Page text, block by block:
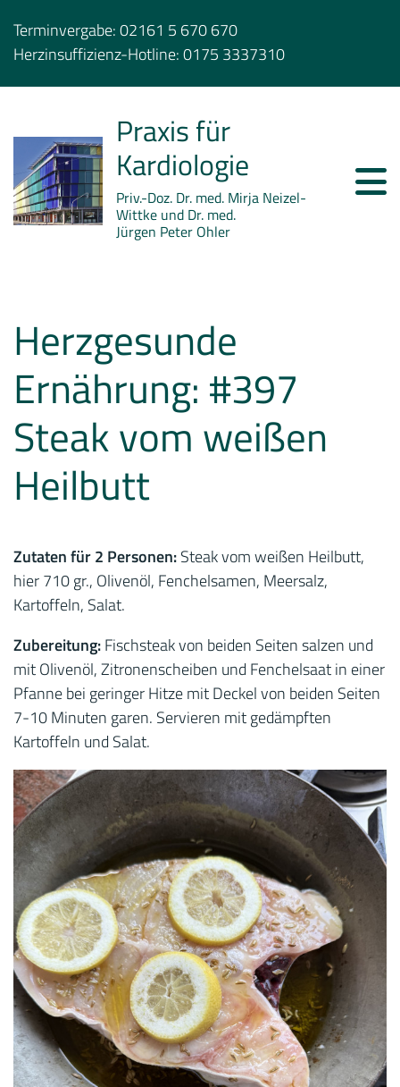
Terminvergabe:02161 5 670 670
Herzinsuffizienz-Hotline:0175 3337310
Praxis für
Kardiologie
Priv.-Doz. Dr. med. Mirja Neizel-
Wittke und Dr. med.
Jürgen Peter Ohler
Herzgesunde
Ernährung: #397
Steak vom weißen
Heilbutt
Zutaten für 2 Personen:Steak vom weißen Heilbutt,
hier 710 gr., Olivenöl, Fenchelsamen, Meersalz,
Kartoffeln, Salat.
Zubereitung:Fischsteak von beiden Seiten salzen und
mit Olivenöl, Zitronenscheiben und Fenchelsaat in einer
Pfanne bei geringer Hitze mit Deckel von beiden Seiten
7-10 Minuten garen. Servieren mit gedämpften
Kartoffeln und Salat.